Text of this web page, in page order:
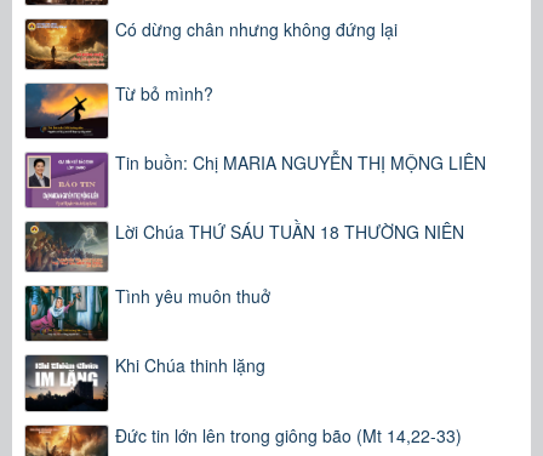
Có dừng chân nhưng không đứng lại
Từ bỏ mình?
Tin buồn: Chị MARIA NGUYỄN THỊ MỘNG LIÊN
Lời Chúa THỨ SÁU TUẦN 18 THƯỜNG NIÊN
Tình yêu muôn thuở
Khi Chúa thinh lặng
Đức tin lớn lên trong giông bão (Mt 14,22-33)